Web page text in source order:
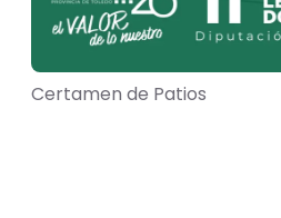
Certamen de Patios